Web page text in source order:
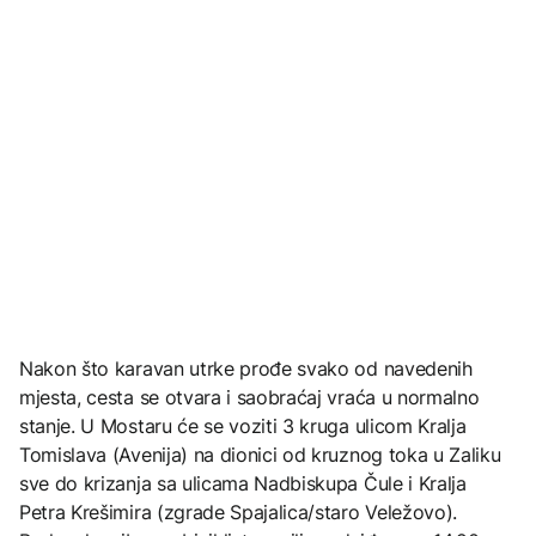
Nakon što karavan utrke prođe svako od navedenih
mjesta, cesta se otvara i saobraćaj vraća u normalno
stanje. U Mostaru će se voziti 3 kruga ulicom Kralja
Tomislava (Avenija) na dionici od kruznog toka u Zaliku
sve do krizanja sa ulicama Nadbiskupa Čule i Kralja
Petra Krešimira (zgrade Spajalica/staro Veležovo).